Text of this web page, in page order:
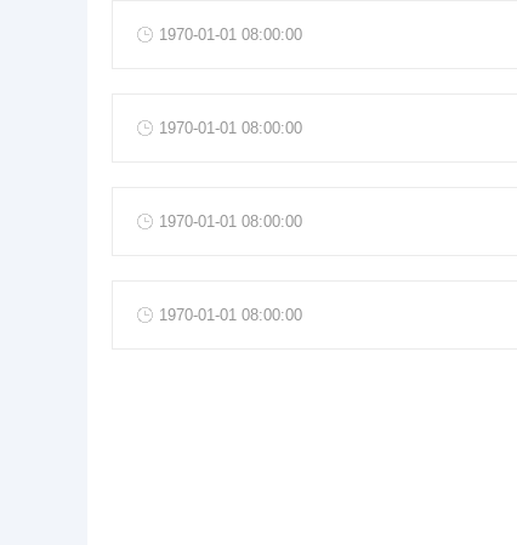
1970-01-01 08:00:00
1970-01-01 08:00:00
1970-01-01 08:00:00
1970-01-01 08:00:00